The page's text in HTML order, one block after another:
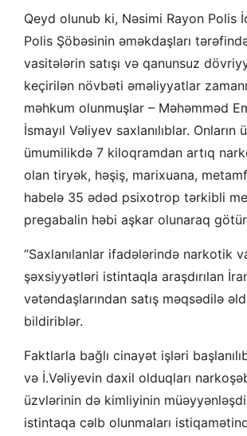
Qeyd olunub ki, Nəsimi Rayon Polis
Polis Şöbəsinin əməkdaşları
vasitələrin satışı və qanunsuz
keçirilən növbəti əməliyyatlar
məhkum olunmuşlar – Məhəmməd
İsmayıl Vəliyev saxlanılıblar. Onların
ümumilikdə 7 kiloqramdan artıq
olan tiryək, həşiş, marixuana,
habelə 35 ədəd psixotrop tərkibli
pregabalin həbi aşkar olunaraq
“Saxlanılanlar ifadələrində narkotik
şəxsiyyətləri istintaqla araşdırılan
vətəndaşlarından satış məqsədilə
bildiriblər.
Faktlarla bağlı cinayət işləri
və İ.Vəliyevin daxil olduqları
üzvlərinin də kimliyinin
istintaqa cəlb olunmaları